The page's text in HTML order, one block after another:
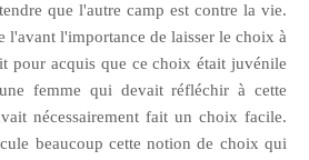
que l'autre camp est contre la vie.
l'avant l'importance de laisser le choix à
pour acquis que ce choix était juvénile
femme qui devait réfléchir à cette
nécessairement fait un choix facile.
beaucoup cette notion de choix qui